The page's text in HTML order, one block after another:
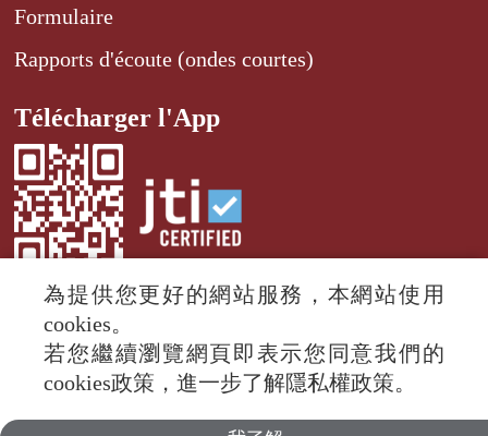
Formulaire
Rapports d'écoute (ondes courtes)
Télécharger l'App
© 2024 RTI (Radio Taiwan International).
All rights reserved.
為提供您更好的網站服務，本網站使用
cookies。
若您繼續瀏覽網頁即表示您同意我們的
cookies政策，進一步了解隱私權政策。